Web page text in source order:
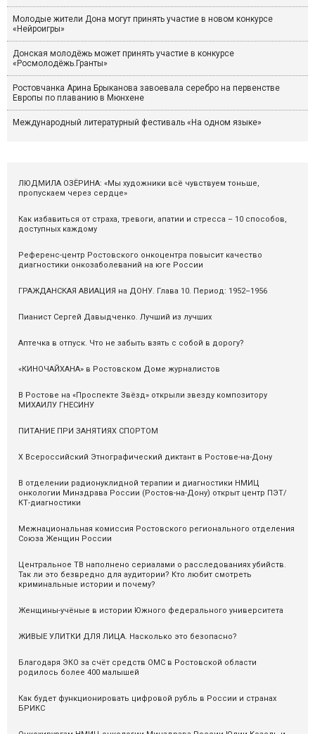
Молодые жители Дона могут принять участие в новом конкурсе
«Нейроигры»
Донская молодёжь может принять участие в конкурсе
«Росмолодёжь.Гранты»
Ростовчанка Арина Брыканова завоевала серебро на первенстве
Европы по плаванию в Мюнхене
Международный литературный фестиваль «На одном языке»
ЛЮДМИЛА ОЗЁРИНА: «Мы художники всё чувствуем тоньше,
пропускаем через сердце»
Как избавиться от страха, тревоги, апатии и стресса – 10 способов,
доступных каждому
Референс-центр Ростовского онкоцентра повысит качество
диагностики онкозаболеваний на юге России
ГРАЖДАНСКАЯ АВИАЦИЯ на ДОНУ. Глава 10. Период: 1952–1956
Пианист Сергей Давыдченко. Лучший из лучших
Аптечка в отпуск. Что не забыть взять с собой в дорогу?
«КИНОЧАЙХАНА» в Ростовском Доме журналистов
В Ростове на «Проспекте Звёзд» открыли звезду композитору
МИХАИЛУ ГНЕСИНУ
ПИТАНИЕ ПРИ ЗАНЯТИЯХ СПОРТОМ
X Всероссийский Этнографический диктант в Ростове-на-Дону
В отделении радионуклидной терапии и диагностики НМИЦ
онкологии Минздрава России (Ростов-на-Дону) открыт центр ПЭТ/
КТ-диагностики
Межнациональная комиссия Ростовского регионального отделения
Союза Женщин России
Центральное ТВ наполнено сериалами о расследованиях убийств.
Так ли это безвредно для аудитории? Кто любит смотреть
криминальные истории и почему?
Женщины-учёные в истории Южного федерального университета
ЖИВЫЕ УЛИТКИ ДЛЯ ЛИЦА. Насколько это безопасно?
Благодаря ЭКО за счёт средств ОМС в Ростовской области
родилось более 400 малышей
Как будет функционировать цифровой рубль в России и странах
БРИКС